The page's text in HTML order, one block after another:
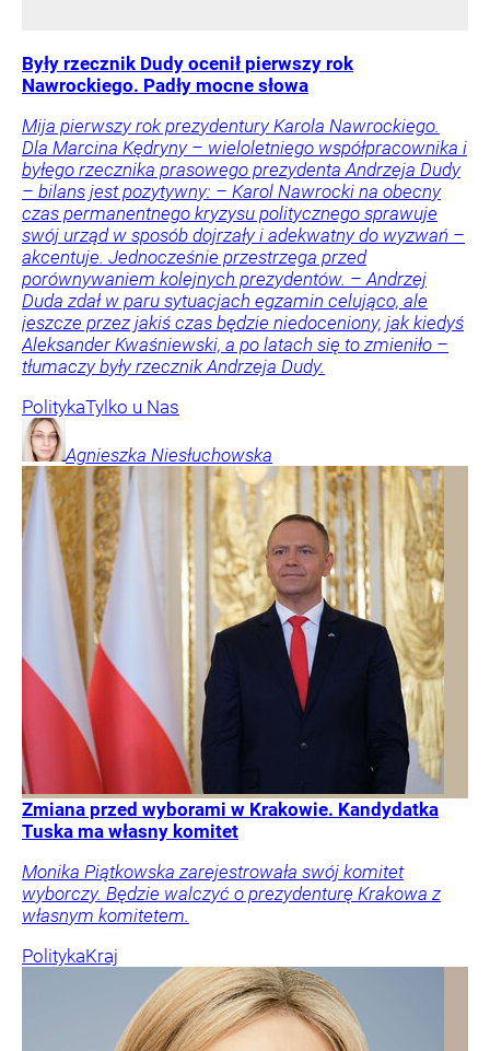
Były rzecznik Dudy ocenił pierwszy rok
Nawrockiego. Padły mocne słowa
Mija pierwszy rok prezydentury Karola Nawrockiego.
Dla Marcina Kędryny – wieloletniego współpracownika i
byłego rzecznika prasowego prezydenta Andrzeja Dudy
– bilans jest pozytywny: – Karol Nawrocki na obecny
czas permanentnego kryzysu politycznego sprawuje
swój urząd w sposób dojrzały i adekwatny do wyzwań –
akcentuje. Jednocześnie przestrzega przed
porównywaniem kolejnych prezydentów. – Andrzej
Duda zdał w paru sytuacjach egzamin celująco, ale
jeszcze przez jakiś czas będzie niedoceniony, jak kiedyś
Aleksander Kwaśniewski, a po latach się to zmieniło –
tłumaczy były rzecznik Andrzeja Dudy.
PolitykaTylko u Nas
Agnieszka Niesłuchowska
Zmiana przed wyborami w Krakowie. Kandydatka
Tuska ma własny komitet
Monika Piątkowska zarejestrowała swój komitet
wyborczy. Będzie walczyć o prezydenturę Krakowa z
własnym komitetem.
PolitykaKraj